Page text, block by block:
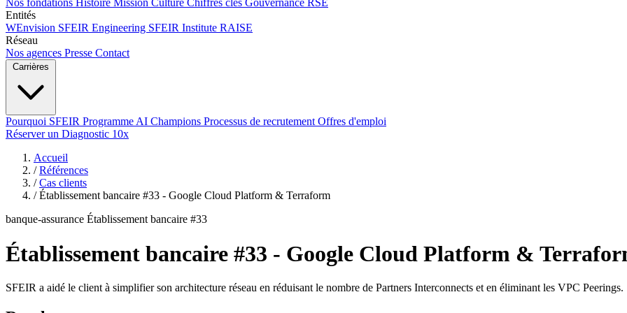
Nos fondations Histoire Mission Culture Chiffres clés Gouvernance RSE
Entités
WEnvision SFEIR Engineering SFEIR Institute RAISE
Réseau
Nos agences Presse Contact
Carrières
Pourquoi SFEIR Programme AI Champions Processus de recrutement Offres d'emploi
Réserver un Diagnostic 10x
Accueil
/ Références
/ Cas clients
/ Établissement bancaire #33 - Google Cloud Platform & Terraform
banque-assurance Établissement bancaire #33
Établissement bancaire #33 - Google Cloud Platform &
SFEIR a aidé le client à simplifier son architecture réseau en réduisant le nombre de Partners Interconnects et en éliminant les VPC Peerings.